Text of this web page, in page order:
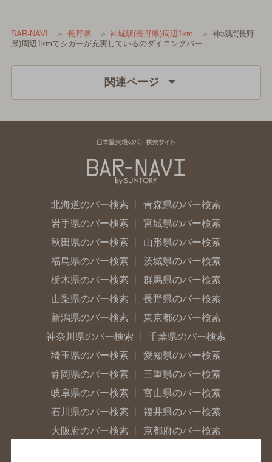
BAR-NAVI 長野県 神城駅(長野県)周辺1km
神城駅(長野
県)周辺1kmでシガーが充実しているのダイニングバー
関連ページ
北海道のバー検索
青森県のバー検索
岩手県のバー検索
宮城県のバー検索
秋田県のバー検索
山形県のバー検索
福島県のバー検索
茨城県のバー検索
栃木県のバー検索
群馬県のバー検索
山梨県のバー検索
長野県のバー検索
新潟県のバー検索
東京都のバー検索
神奈川県のバー検索
千葉県のバー検索
埼玉県のバー検索
愛知県のバー検索
静岡県のバー検索
三重県のバー検索
岐阜県のバー検索
富山県のバー検索
石川県のバー検索
福井県のバー検索
大阪府のバー検索
京都府のバー検索